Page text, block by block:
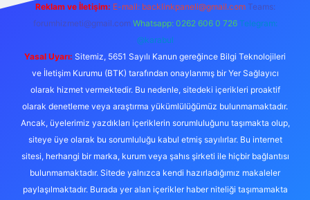
Reklam ve İletişim: E-mail: backlinkpaneli@gmail.com Teams:
forumhizmeti@gmail.com Whatsapp: 0262 606 0 726 Telegram:
@karabul
Yasal Uyarı: Sitemiz, 5651 Sayılı Kanun gereğince Bilgi Teknolojileri
ve İletişim Kurumu (BTK) tarafından onaylanmış bir Yer Sağlayıcı
olarak hizmet vermektedir. Bu nedenle, sitedeki içerikleri proaktif
olarak denetleme veya araştırma yükümlülüğümüz bulunmamaktadır.
Ancak, üyelerimiz yazdıkları içeriklerin sorumluluğunu taşımakta olup,
siteye üye olarak bu sorumluluğu kabul etmiş sayılırlar. Bu internet
sitesi, herhangi bir marka, kurum veya şahıs şirketi ile hiçbir bağlantısı
bulunmamaktadır. Sitede yalnızca kendi hazırladığımız makaleler
paylaşılmaktadır. Burada yer alan içerikler haber niteliği taşımamakta